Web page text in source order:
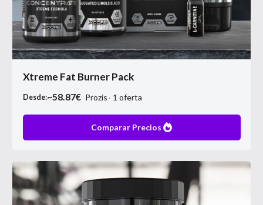
Xtreme Fat Burner Pack
Desde:~58.87€ Prozis 1 oferta
Comparar Precios